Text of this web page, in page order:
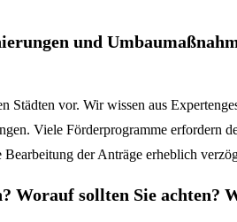
und
Städten vor. Wir wissen aus
Viele Förderprogramme
der Anträge erheblich
Worauf sollten Sie achten?